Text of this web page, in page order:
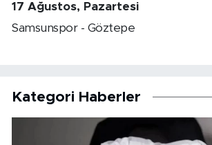
17 Ağustos, Pazartesi
Samsunspor - Göztepe
Kategori Haberler